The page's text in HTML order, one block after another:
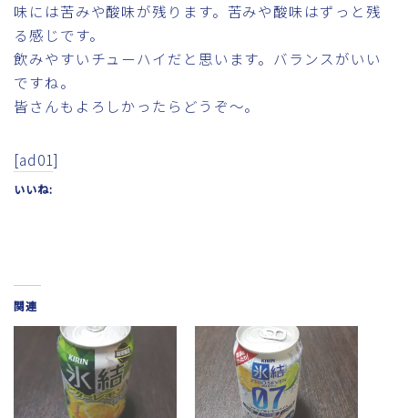
味には苦みや酸味が残ります。苦みや酸味はずっと残
る感じです。
飲みやすいチューハイだと思います。バランスがいい
ですね。
皆さんもよろしかったらどうぞ～。
[ad01]
いいね:
関連